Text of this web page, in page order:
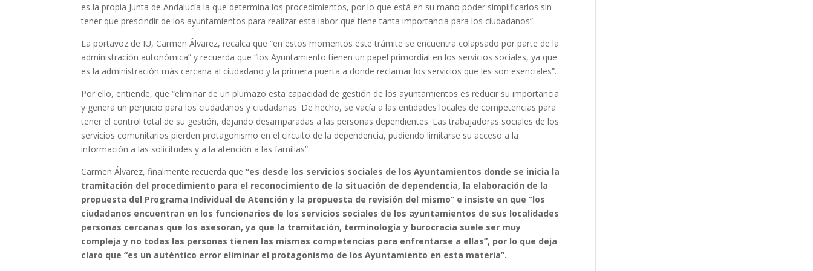
es la propia Junta de Andalucía la que determina los procedimientos, por lo que está en su mano poder simplificarlos sin
tener que prescindir de los ayuntamientos para realizar esta labor que tiene tanta importancia para los ciudadanos”.
La portavoz de IU, Carmen Álvarez, recalca que “en estos momentos este trámite se encuentra colapsado por parte de la
administración autonómica” y recuerda que “los Ayuntamiento tienen un papel primordial en los servicios sociales, ya que
es la administración más cercana al ciudadano y la primera puerta a donde reclamar los servicios que les son esenciales”.
Por ello, entiende, que “eliminar de un plumazo esta capacidad de gestión de los ayuntamientos es reducir su importancia
y genera un perjuicio para los ciudadanos y ciudadanas. De hecho, se vacía a las entidades locales de competencias para
tener el control total de su gestión, dejando desamparadas a las personas dependientes. Las trabajadoras sociales de los
servicios comunitarios pierden protagonismo en el circuito de la dependencia, pudiendo limitarse su acceso a la
información a las solicitudes y a la atención a las familias”.
Carmen Álvarez, finalmente recuerda que“es desde los servicios sociales de los Ayuntamientos donde se inicia la
tramitación del procedimiento para el reconocimiento de la situación de dependencia, la elaboración de la
propuesta del Programa Individual de Atención y la propuesta de revisión del mismo” e insiste en que “los
ciudadanos encuentran en los funcionarios de los servicios sociales de los ayuntamientos de sus localidades
personas cercanas que los asesoran, ya que la tramitación, terminología y burocracia suele ser muy
compleja y no todas las personas tienen las mismas competencias para enfrentarse a ellas”, por lo que deja
claro que “es un auténtico error eliminar el protagonismo de los Ayuntamiento en esta materia”.